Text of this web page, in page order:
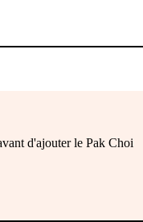
d'ajouter le Pak Choi